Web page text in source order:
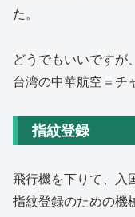
た。
どうでもいいですが
台湾の中華航空＝チ
指紋登録
飛行機を下りて、入
指紋登録のための機